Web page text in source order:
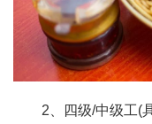
2、四级/中级工(具